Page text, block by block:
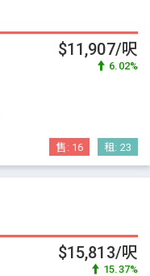
$11,907/呎
6.02%
售: 16 租: 23
$15,813/呎
15.37%